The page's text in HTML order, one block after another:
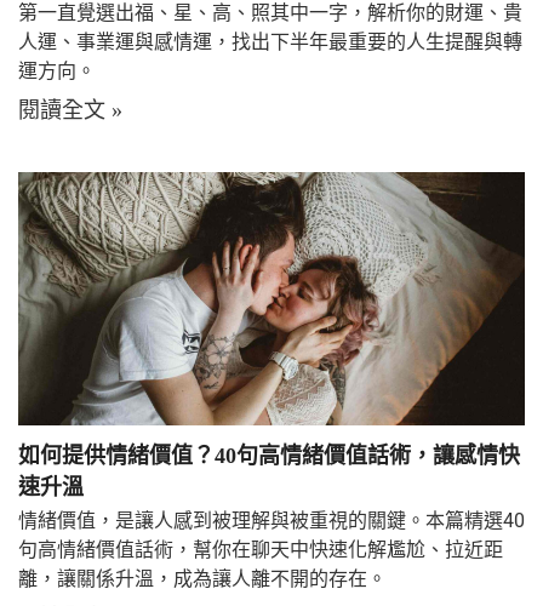
第一直覺選出福、星、高、照其中一字，解析你的財運、貴
人運、事業運與感情運，找出下半年最重要的人生提醒與轉
運方向。
閱讀全文 »
如何提供情緒價值？40句高情緒價值話術，讓感情快
速升溫
情緒價值，是讓人感到被理解與被重視的關鍵。本篇精選40
句高情緒價值話術，幫你在聊天中快速化解尷尬、拉近距
離，讓關係升溫，成為讓人離不開的存在。